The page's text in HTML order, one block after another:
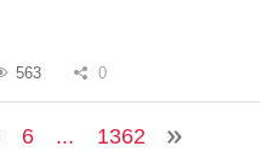
563 0
6 ... 1362